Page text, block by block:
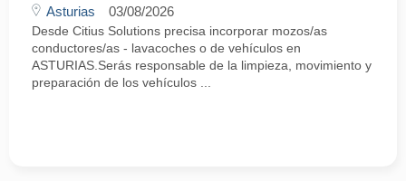
Asturias 03/08/2026
Desde Citius Solutions precisa incorporar mozos/as
conductores/as - lavacoches o de vehículos en
ASTURIAS.Serás responsable de la limpieza, movimiento y
preparación de los vehículos ...